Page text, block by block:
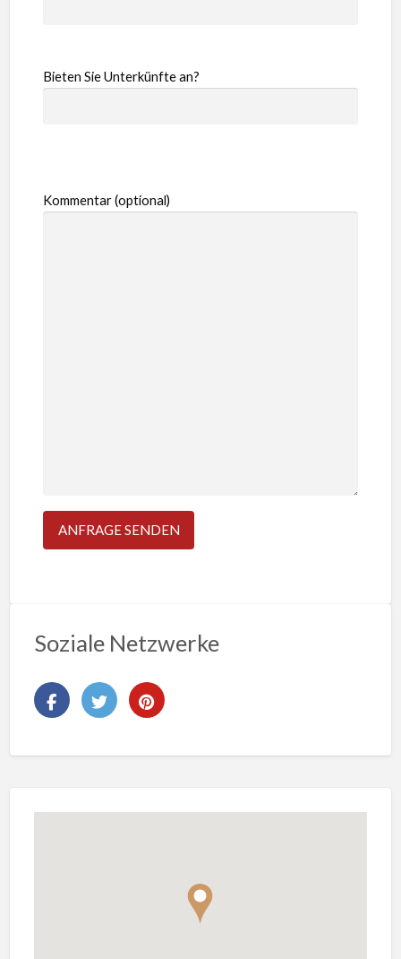
Bieten Sie Unterkünfte an?
Kommentar (optional)
Soziale Netzwerke